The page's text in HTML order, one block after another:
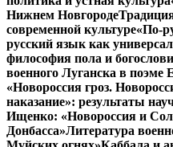
Нижнем Новгороде
современной культуре«По-
русский язык как
философия пола и
военного Луганска в поэме
«Новороссия гроз.
наказание»: результаты
Ищенко: «Новороссия и
Донбасса»Литература